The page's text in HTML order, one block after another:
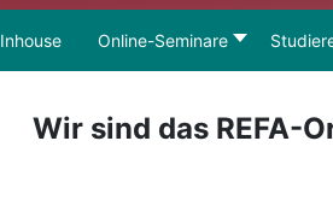
Inhouse Online-Seminare
Wir sind das REFA-